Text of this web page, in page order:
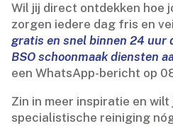
Wil jij direct ontdekken hoe
zorgen iedere dag fris en
gratis en snel binnen 24 uur
BSO schoonmaak diensten
een WhatsApp-bericht op
Zin in meer inspiratie en
specialistische reiniging